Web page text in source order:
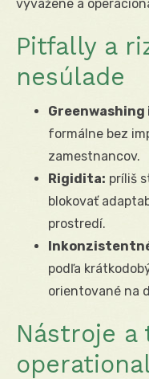
vyvážené a
Pitfally a
nesúlade
formálne bez
zamestnancov.
Rigidita: príliš
blokovať
prostredí.
podľa
orientované na
Nástroje a